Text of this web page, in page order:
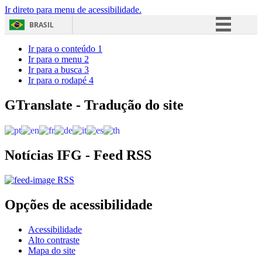
Ir direto para menu de acessibilidade.
BRASIL
Acesso à informação
Ir para o conteúdo 1
Ir para o menu 2
Ir para a busca 3
Ir para o rodapé 4
GTranslate - Tradução do site
Notícias IFG - Feed RSS
RSS
Opções de acessibilidade
Acessibilidade
Alto contraste
Mapa do site